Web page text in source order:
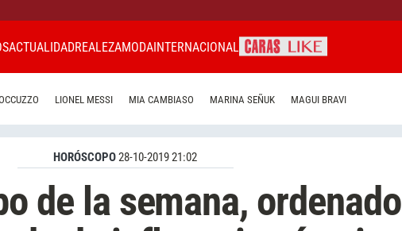
ACTUALIDADREALEZAMODAINTERNACIONAL
LIONEL MESSI MIA CAMBIASO MARINA SEÑUK MAGUI BRAVI
HORÓSCOPO28-10-2019 21:02
de la semana, ordenado